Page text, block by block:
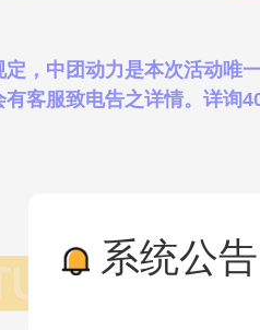
，中团动力是本次活动唯
客服致电告之详情。详询
系统公告